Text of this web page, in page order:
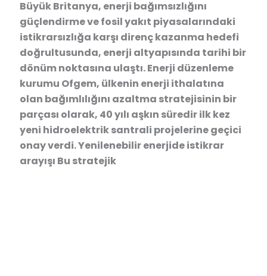
Büyük Britanya, enerji bağımsızlığını
güçlendirme ve fosil yakıt piyasalarındaki
istikrarsızlığa karşı direnç kazanma hedefi
doğrultusunda, enerji altyapısında tarihi bir
dönüm noktasına ulaştı. Enerji düzenleme
kurumu Ofgem, ülkenin enerji ithalatına
olan bağımlılığını azaltma stratejisinin bir
parçası olarak, 40 yılı aşkın süredir ilk kez
yeni hidroelektrik santrali projelerine geçici
onay verdi. Yenilenebilir enerjide istikrar
arayışı Bu stratejik